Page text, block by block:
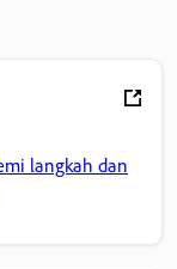
langkah dan